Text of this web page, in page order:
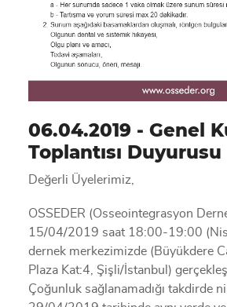
06.04.2019 - Genel
Toplantısı Duyurusu
Değerli Üyelerimiz,
OSSEDER (Osseointegrasyon
15/04/2019 saat 18:00-19:00
dernek merkezimizde (Büyükdere
Plaza Kat:4, Şişli/İstanbul)
Çoğunluk sağlanamadığı takdirde